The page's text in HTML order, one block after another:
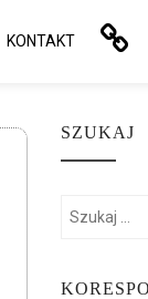
KONTAKT
SZUKAJ
Search